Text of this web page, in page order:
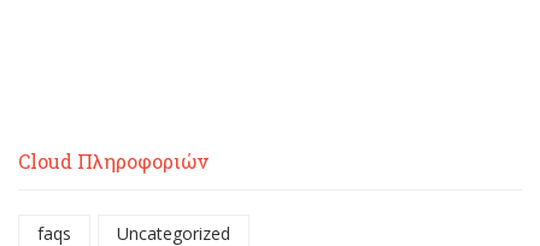
Cloud Πληροφοριών
faqs
Uncategorized